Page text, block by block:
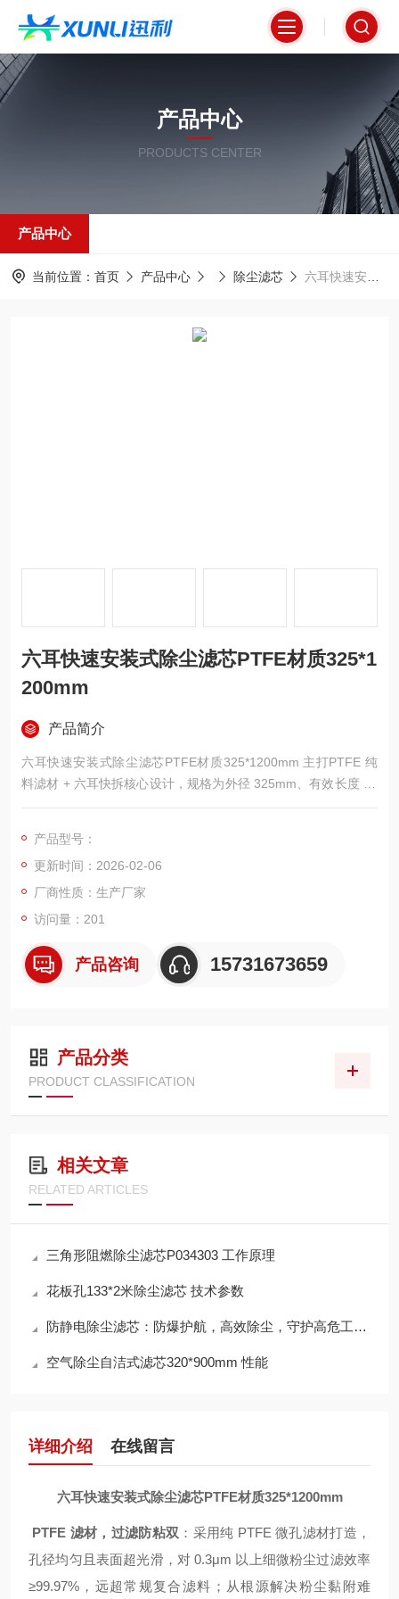
产品中心
PRODUCTS CENTER
产品中心
当前位置： 首页 产品中心 除尘滤芯 六耳快速安装式除尘滤芯PTFE材质325*1200mm
六耳快速安装式除尘滤芯PTFE材质325*1
200mm
产品简介
六耳快速安装式除尘滤芯PTFE材质325*1200mm 主打PTFE 纯
料滤材 + 六耳快拆核心设计，规格为外径 325mm、有效长度 12
00mm，专为解决各行业细粒径粉尘黏附、拆装维护繁琐、过滤
塑、五金打磨、家具烤漆、建材加工、机械制造等多场景的粉尘
收集与净化。滤芯整体采用 PTFE 微孔滤材搭配加厚镀锌喷塑内
骨架，配套高弹性耐老化聚氨酯
产品型号：
更新时间：2026-02-06
厂商性质：生产厂家
访问量：201
产品咨询 15731673659
产品分类
PRODUCT CLASSIFICATION
相关文章
RELATED ARTICLES
三角形阻燃除尘滤芯P034303 工作原理
花板孔133*2米除尘滤芯 技术参数
防静电除尘滤芯：防爆护航，高效除尘，守护高危工况安全
空气除尘自洁式滤芯320*900mm 性能
详细介绍 在线留言
六耳快速安装式除尘滤芯PTFE材质325*1200mm
PTFE 滤材，过滤防粘双 ：采用纯 PTFE 微孔滤材打造，
孔径均匀且表面超光滑，对 0.3μm 以上细微粉尘过滤效率
≥99.97%，远超常规复合滤料；从根源解决粉尘黏附难